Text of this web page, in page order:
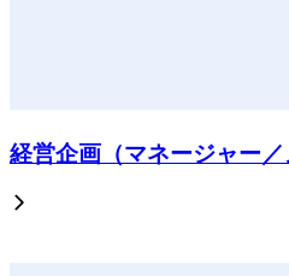
経営企画（マネージャー／